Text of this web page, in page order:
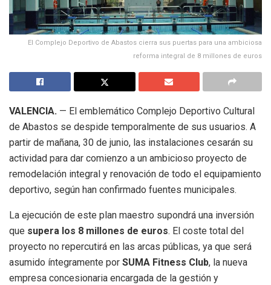
El Complejo Deportivo de Abastos cierra sus puertas para una ambiciosa
reforma integral de 8 millones de euros
VALENCIA. — El emblemático Complejo Deportivo Cultural
de Abastos se despide temporalmente de sus usuarios. A
partir de mañana, 30 de junio, las instalaciones cesarán su
actividad para dar comienzo a un ambicioso proyecto de
remodelación integral y renovación de todo el equipamiento
deportivo, según han confirmado fuentes municipales.
La ejecución de este plan maestro supondrá una inversión
que supera los 8 millones de euros. El coste total del
proyecto no repercutirá en las arcas públicas, ya que será
asumido íntegramente por SUMA Fitness Club, la nueva
empresa concesionaria encargada de la gestión y